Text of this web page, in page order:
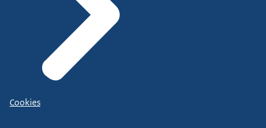
Cookies